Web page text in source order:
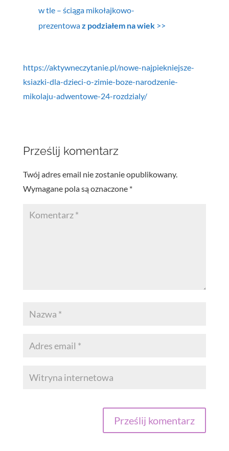
w tle – ściąga mikołajkowo-
prezentowaz podziałem na wiek >>
https://aktywneczytanie.pl/nowe-najpiekniejsze-
ksiazki-dla-dzieci-o-zimie-boze-narodzenie-
mikolaju-adwentowe-24-rozdzialy/
Prześlij komentarz
Twój adres email nie zostanie opublikowany.
Wymagane pola są oznaczone *